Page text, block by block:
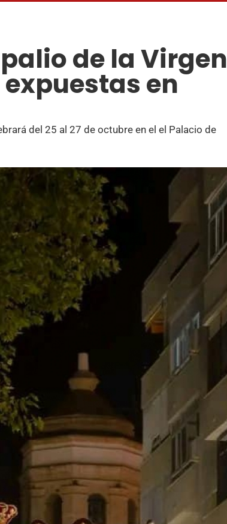
de la Virgen
en
del 25 al 27 de octubre en el el Palacio de